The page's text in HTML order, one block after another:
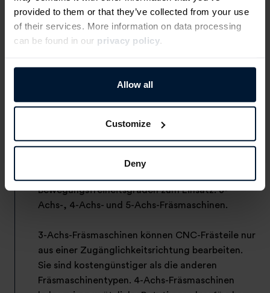
provided to them or that they’ve collected from your use
of their services. More information on data processing
can be found in our privacy policy.
Allow all
Customize
Deny
Wie werden Frästeile
gefertigt?
CNC-Frästeile werden auf CNC-Fräsmaschinen
mit Hilfe von rotierenden Werkzeugen
bearbeitet. Dabei kommen CNC-Fräsmaschinen
Bewegungsfreiheitsgraden zum Einsatz: 3-
Achs-, 4-Achs- und 5-Achs-Fräsmaschinen.
3-Achs-Fräsmaschinen können CNC-Frästeile nur
aus einer Zugänglichkeitsrichtung bearbeiten.
Sie sind kostengünstiger als die anderen
Fräsmaschinentypen. 4-Achs-Fräsmaschinen